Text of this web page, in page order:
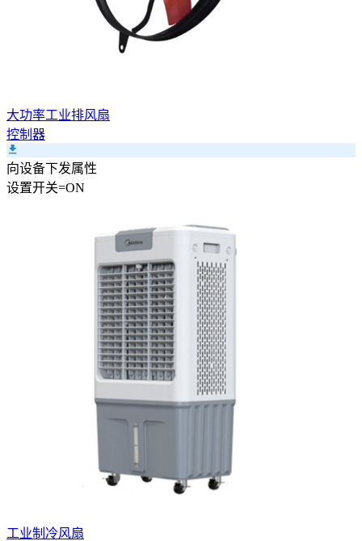
大功率工业排风扇
控制器
向设备下发属性
设置开关=ON
工业制冷风扇